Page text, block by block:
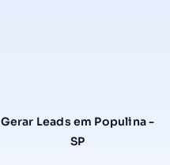
Gerar Leads em Populina -
SP